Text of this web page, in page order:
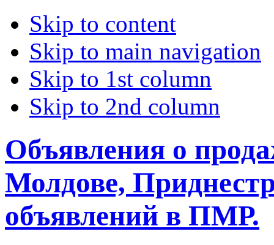
Skip to content
Skip to main navigation
Skip to 1st column
Skip to 2nd column
Объявления о
Молдове,
объявлений в ПМР.